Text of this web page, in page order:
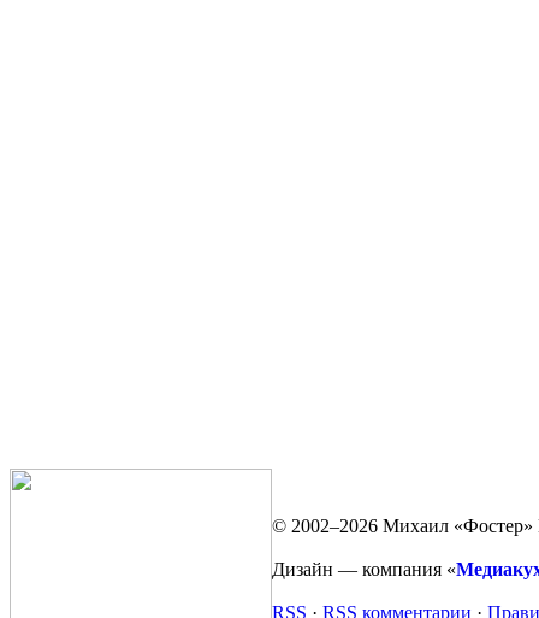
© 2002–2026 Михаил «Фостер»
Дизайн — компания «
RSS · RSS комментарии ·